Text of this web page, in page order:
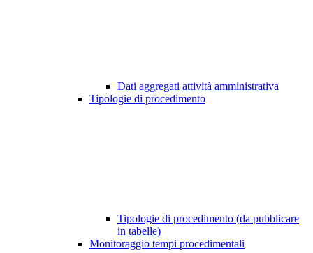
Dati aggregati attività amministrativa
Tipologie di procedimento
Tipologie di procedimento (da pubblicare
in tabelle)
Monitoraggio tempi procedimentali